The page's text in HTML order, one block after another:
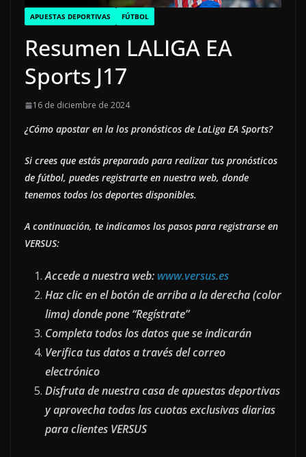
APUESTAS DEPORTIVAS FÚTBOL
Resumen LALIGA EA
Sports J17
16 de diciembre de 2024
¿Cómo apostar en la los pronósticos de LaLiga EA Sports?
Si crees que estás preparado para realizar tus pronósticos
de fútbol, puedes registrarte en nuestra web, donde
tenemos todos los deportes disponibles.
A continuación, te indicamos los pasos para registrarse en
VERSUS:
Accede a nuestra web: www.versus.es
Haz clic en el botón de arriba a la derecha (color
lima) donde pone “Regístrate”
Completa todos los datos que se indicarán
Verifica tus datos a través del correo
electrónico
Disfruta de nuestra casa de apuestas deportivas
y aprovecha todas las cuotas exclusivas diarias
para clientes VERSUS